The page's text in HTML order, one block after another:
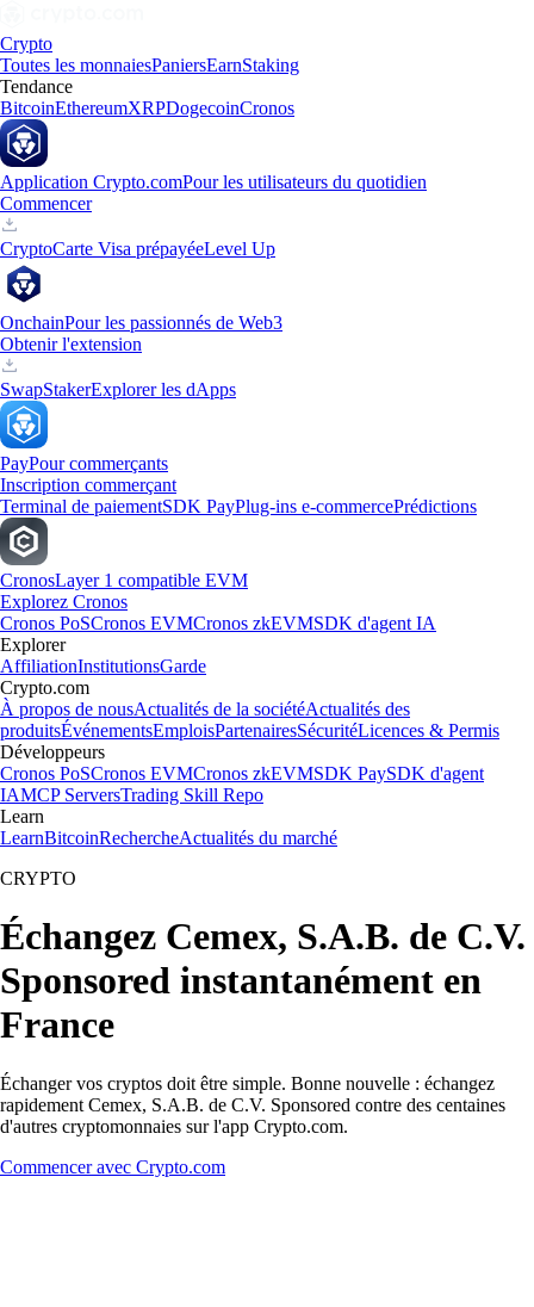
Crypto
Toutes les monnaiesPaniersEarnStaking
Tendance
BitcoinEthereumXRPDogecoinCronos
Application Crypto.comPour les utilisateurs du quotidien
Commencer
CryptoCarte Visa prépayéeLevel Up
OnchainPour les passionnés de Web3
Obtenir l'extension
SwapStakerExplorer les dApps
PayPour commerçants
Inscription commerçant
Terminal de paiementSDK PayPlug-ins e-commercePrédictions
CronosLayer 1 compatible EVM
Explorez Cronos
Cronos PoSCronos EVMCronos zkEVMSDK d'agent IA
Explorer
AffiliationInstitutionsGarde
Crypto.com
À propos de nousActualités de la sociétéActualités des
produitsÉvénementsEmploisPartenairesSécuritéLicences & Permis
Développeurs
Cronos PoSCronos EVMCronos zkEVMSDK PaySDK d'agent
IAMCP ServersTrading Skill Repo
Learn
LearnBitcoinRechercheActualités du marché
CRYPTO
Échangez Cemex, S.A.B. de C.V.
Sponsored instantanément en
France
Échanger vos cryptos doit être simple. Bonne nouvelle : échangez
rapidement Cemex, S.A.B. de C.V. Sponsored contre des centaines
d'autres cryptomonnaies sur l'app Crypto.com.
Commencer avec Crypto.com